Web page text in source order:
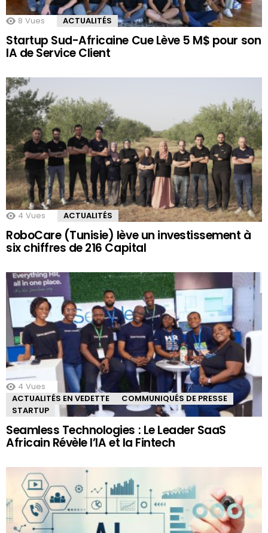
8 Vues ACTUALITÉS
Startup Sud-Africaine Cue Lève 5 M$ pour son
IA de Service Client
4 Vues ACTUALITÉS
RoboCare (Tunisie) lève un investissement à
six chiffres de 216 Capital
4 Vues
ACTUALITÉS EN VEDETTE
COMMUNIQUÉS DE PRESSE
STARTUP
Seamless Technologies : Le Leader SaaS
Africain Révèle l’IA et la Fintech